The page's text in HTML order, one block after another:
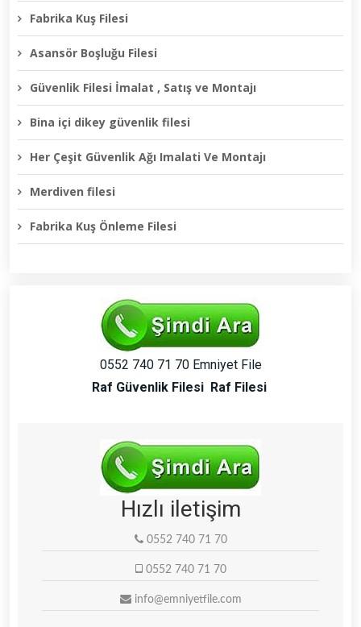
Fabrika Kuş Filesi
Asansör Boşluğu Filesi
Güvenlik Filesi İmalat , Satış ve Montajı
Bina içi dikey güvenlik filesi
Her Çeşit Güvenlik Ağı Imalati Ve Montajı
Merdiven filesi
Fabrika Kuş Önleme Filesi
0552 740 71 70 Emniyet File
Raf Güvenlik Filesi Raf Filesi
Hızlı iletişim
0552 740 71 70
0552 740 71 70
info@emniyetfile.com